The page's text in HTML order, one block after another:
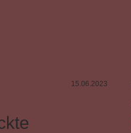
15.06.2023